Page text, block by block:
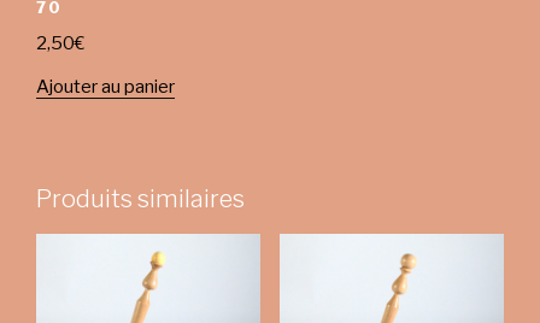
70
2,50€
Ajouter au panier
Produits similaires